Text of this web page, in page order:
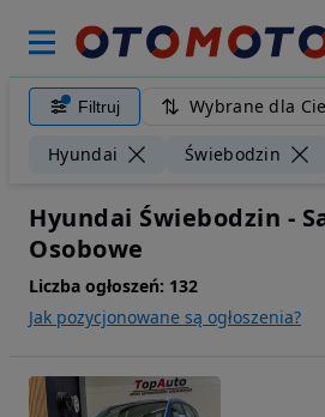
Filtruj Wybrane dla
Hyundai Świebodzin
Hyundai Świebodzin -
Osobowe
Liczba ogłoszeń: 132
Jak pozycjonowane są ogłoszenia?